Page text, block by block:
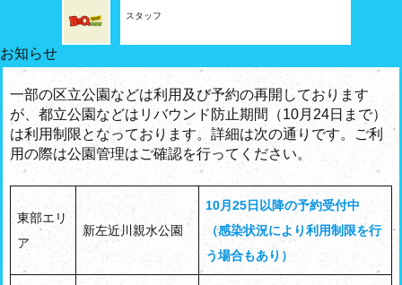
スタッフ
お知らせ
一部の区立公園などは利用及び予約の再開しております
が、都立公園などはリバウンド防止期間（10月24日まで）
は利用制限となっております。詳細は次の通りです。ご利
用の際は公園管理はご確認を行ってください。
東部エリ
ア
新左近川親水公園
10月25日以降の予約受付中
（感染状況により利用制限を行
う場合もあり）